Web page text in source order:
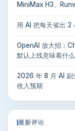
MiniMax H3、
用 AI 把每天省出 2
OpenAI 放大招：
默认上线意味着什么
2026 年 8 月 AI 副
收入预期
最新评论